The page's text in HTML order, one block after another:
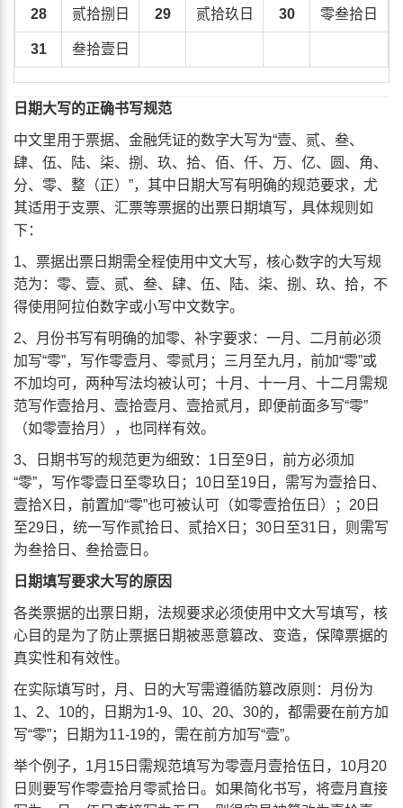
28 贰拾捌日 29 贰拾玖日 30 零叁拾日
31 叁拾壹日
日期大写的正确书写规范
中文里用于票据、金融凭证的数字大写为“壹、贰、叁、
肆、伍、陆、柒、捌、玖、拾、佰、仟、万、亿、圆、角、
分、零、整（正）”，其中日期大写有明确的规范要求，尤
其适用于支票、汇票等票据的出票日期填写，具体规则如
下：
1、票据出票日期需全程使用中文大写，核心数字的大写规
范为：零、壹、贰、叁、肆、伍、陆、柒、捌、玖、拾，不
得使用阿拉伯数字或小写中文数字。
2、月份书写有明确的加零、补字要求：一月、二月前必须
加写“零”，写作零壹月、零贰月；三月至九月，前加“零”或
不加均可，两种写法均被认可；十月、十一月、十二月需规
范写作壹拾月、壹拾壹月、壹拾贰月，即便前面多写“零”
（如零壹拾月），也同样有效。
3、日期书写的规范更为细致：1日至9日，前方必须加
“零”，写作零壹日至零玖日；10日至19日，需写为壹拾日、
壹拾X日，前置加“零”也可被认可（如零壹拾伍日）；20日
至29日，统一写作贰拾日、贰拾X日；30日至31日，则需写
为叁拾日、叁拾壹日。
日期填写要求大写的原因
各类票据的出票日期，法规要求必须使用中文大写填写，核
心目的是为了防止票据日期被恶意篡改、变造，保障票据的
真实性和有效性。
在实际填写时，月、日的大写需遵循防篡改原则：月份为
1、2、10的，日期为1-9、10、20、30的，都需要在前方加
写“零”；日期为11-19的，需在前方加写“壹”。
举个例子，1月15日需规范填写为零壹月壹拾伍日，10月20
日则要写作零壹拾月零贰拾日。如果简化书写，将壹月直接